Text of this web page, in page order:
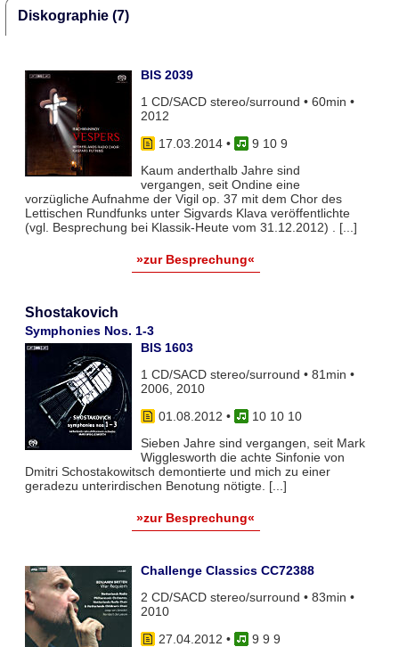
Diskographie (7)
BIS 2039
1 CD/SACD stereo/surround • 60min •
2012
17.03.2014•
9 10 9
Kaum anderthalb Jahre sind
vergangen, seit Ondine eine
vorzügliche Aufnahme der Vigil op. 37 mit dem Chor des
Lettischen Rundfunks unter Sigvards Klava veröffentlichte
(vgl. Besprechung bei Klassik-Heute vom 31.12.2012) . [...]
»zur Besprechung«
Shostakovich
Symphonies Nos. 1-3
BIS 1603
1 CD/SACD stereo/surround • 81min •
2006, 2010
01.08.2012 •
10 10 10
Sieben Jahre sind vergangen, seit Mark
Wigglesworth die achte Sinfonie von
Dmitri Schostakowitsch demontierte und mich zu einer
geradezu unterirdischen Benotung nötigte. [...]
»zur Besprechung«
Challenge Classics CC72388
2 CD/SACD stereo/surround • 83min •
2010
27.04.2012 •
9 9 9